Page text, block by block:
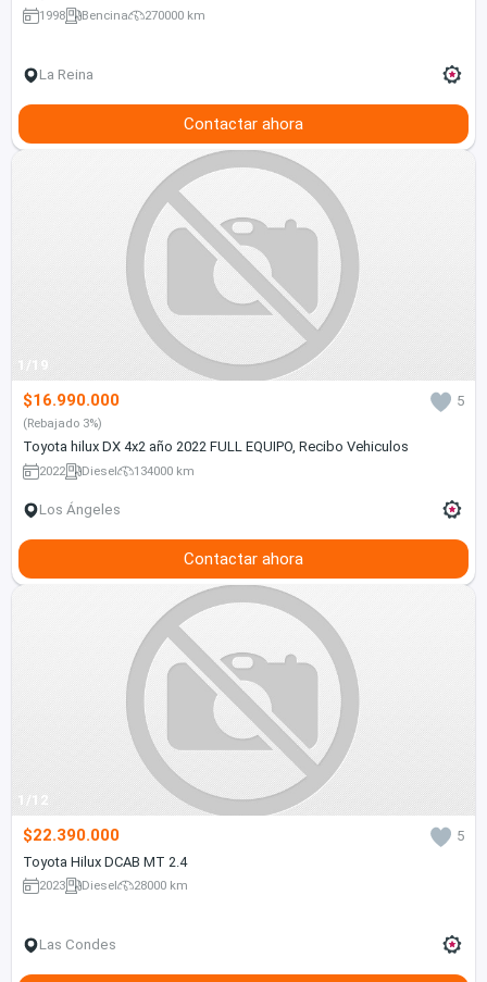
1998 Bencina 270000 km
La Reina
Contactar ahora
1/19
$16.990.000 5
(Rebajado 3%)
Toyota hilux DX 4x2 año 2022 FULL EQUIPO, Recibo Vehiculos
2022 Diesel 134000 km
Los Ángeles
Contactar ahora
1/12
$22.390.000
5
Toyota Hilux DCAB MT 2.4
2023 Diesel 28000 km
Las Condes